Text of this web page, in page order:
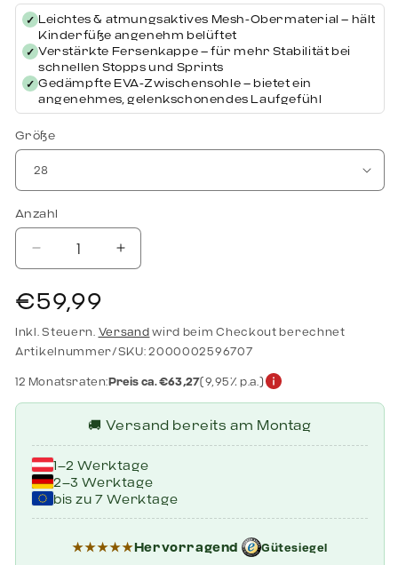
✓ Leichtes & atmungsaktives Mesh-Obermaterial – hält
Kinderfüße angenehm belüftet
✓ Verstärkte Fersenkappe – für mehr Stabilität bei
schnellen Stopps und Sprints
✓ Gedämpfte EVA-Zwischensohle – bietet ein
angenehmes, gelenkschonendes Laufgefühl
Größe
Anzahl
Verringere die Menge für Kempa Kinderhallenschuhe Wing 2.0
Erhöhe die Menge für Kempa
Normaler Preis
€59,99
Inkl. Steuern. Versand wird beim Checkout berechnet
Artikelnummer/SKU: 2000002596707
12 Monatsraten:Preis ca. €63,27(9,95% p.a.)
🚚 Versand bereits am Montag
1–2 Werktage
2–3 Werktage
bis zu 7 Werktage
★★★★★Hervorragend Gütesiegel